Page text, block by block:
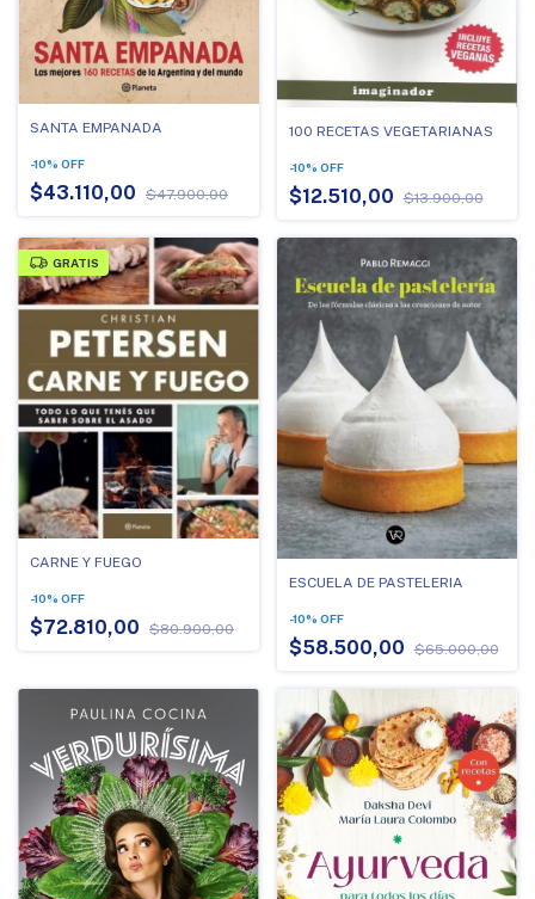
SANTA EMPANADA
-10% OFF
$43.110,00 $47.900,00
100 RECETAS VEGETARIANAS
-10% OFF
$12.510,00 $13.900,00
GRATIS
CARNE Y FUEGO
-10% OFF
$72.810,00 $80.900,00
ESCUELA DE PASTELERIA
-10% OFF
$58.500,00 $65.000,00